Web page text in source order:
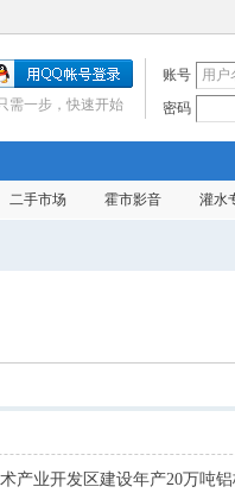
账号
密码
需一步，快速开始
二手市场 霍市影音 灌水
产业开发区建设年产20万吨